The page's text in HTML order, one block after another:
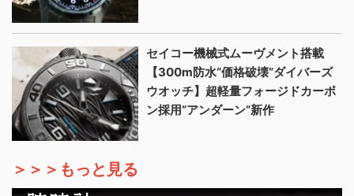
セイコー機械式ムーヴメント搭載
【300m防水“価格破壊”ダイバーズ
ウオッチ】超軽量フォージドカーボ
ン採用“アンダーン”新作
＞＞＞もっと見る